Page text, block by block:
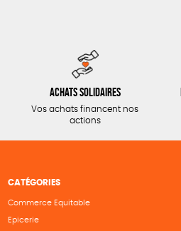
Achats solidaires
Vos achats financent nos
actions
CATÉGORIES
Commerce Equitable
Epicerie